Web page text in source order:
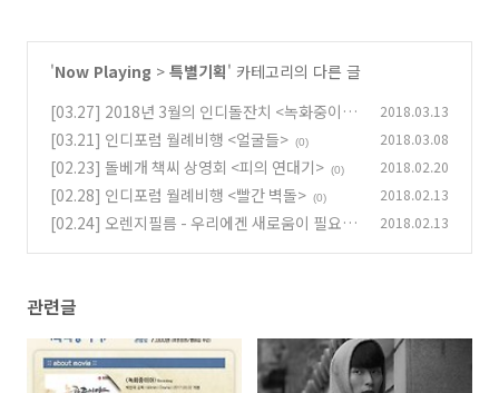
'Now Playing > 특별기획' 카테고리의 다른 글
[03.27] 2018년 3월의 인디돌잔치 <녹화중이야
> (0)
2018.03.13
[03.21] 인디포럼 월례비행 <얼굴들> (0) 2018.03.08
[02.23] 돌베개 책씨 상영회 <피의 연대기> (0) 2018.02.20
[02.28] 인디포럼 월례비행 <빨간 벽돌> (0) 2018.02.13
[02.24] 오렌지필름 - 우리에겐 새로움이 필요
2018.02.13
관련글